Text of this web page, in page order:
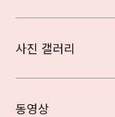
사진 갤러리
동영상